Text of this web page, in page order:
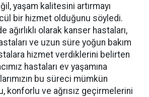
yaşam kalitesini artırmayı
bir hizmet olduğunu söyledi.
olarak kanser hastaları,
ve uzun süre yoğun bakım
hizmet verdiklerini belirten
hastaları ev yaşamına
bu süreci mümkün
konforlu ve ağrısız geçirmelerini